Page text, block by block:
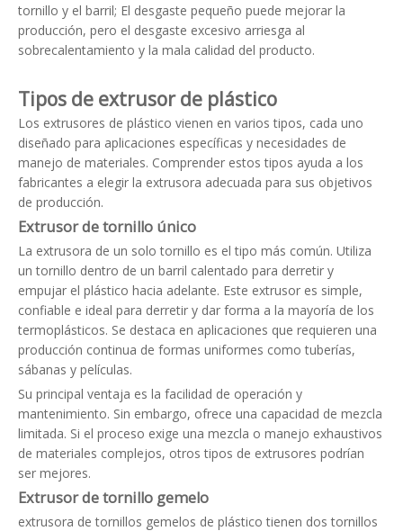
tornillo y el barril; El desgaste pequeño puede mejorar la
producción, pero el desgaste excesivo arriesga al
sobrecalentamiento y la mala calidad del producto.
Tipos de extrusor de plástico
Los extrusores de plástico vienen en varios tipos, cada uno
diseñado para aplicaciones específicas y necesidades de
manejo de materiales. Comprender estos tipos ayuda a los
fabricantes a elegir la extrusora adecuada para sus objetivos
de producción.
Extrusor de tornillo único
La extrusora de un solo tornillo es el tipo más común. Utiliza
un tornillo dentro de un barril calentado para derretir y
empujar el plástico hacia adelante. Este extrusor es simple,
confiable e ideal para derretir y dar forma a la mayoría de los
termoplásticos. Se destaca en aplicaciones que requieren una
producción continua de formas uniformes como tuberías,
sábanas y películas.
Su principal ventaja es la facilidad de operación y
mantenimiento. Sin embargo, ofrece una capacidad de mezcla
limitada. Si el proceso exige una mezcla o manejo exhaustivos
de materiales complejos, otros tipos de extrusores podrían
ser mejores.
Extrusor de tornillo gemelo
extrusora de tornillos gemelos de plásticotienen dos tornillos